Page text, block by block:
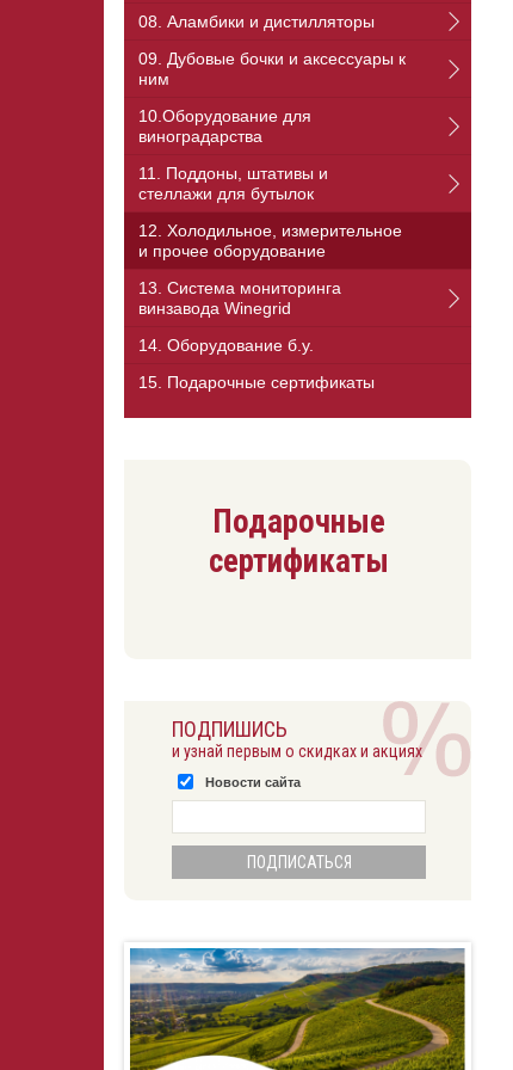
08. Аламбики и дистилляторы
09. Дубовые бочки и аксессуары к
ним
10.Оборудование для
виноградарства
11. Поддоны, штативы и
стеллажи для бутылок
12. Холодильное, измерительное
и прочее оборудование
13. Cистема мониторинга
винзавода Winegrid
14. Оборудование б.у.
15. Подарочные сертификаты
Подарочные
сертификаты
ПОДПИШИСЬ
и узнай первым о скидках и акциях
Новости сайта